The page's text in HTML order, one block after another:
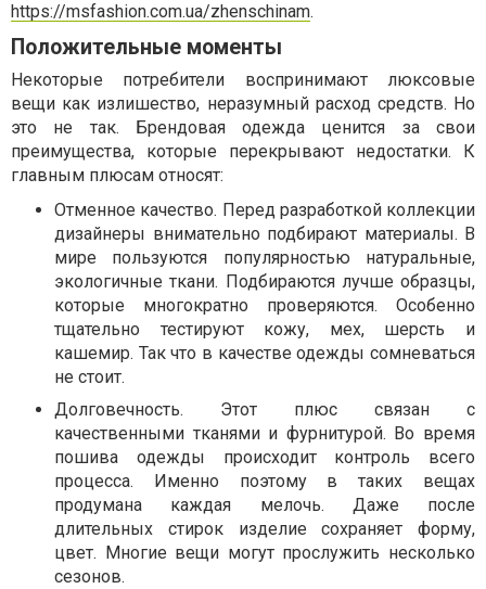
https://msfashion.com.ua/zhenschinam.
Положительные моменты
Некоторые потребители воспринимают люксовые
вещи как излишество, неразумный расход средств. Но
это не так. Брендовая одежда ценится за свои
преимущества, которые перекрывают недостатки. К
главным плюсам относят:
Отменное качество. Перед разработкой коллекции
дизайнеры внимательно подбирают материалы. В
мире пользуются популярностью натуральные,
экологичные ткани. Подбираются лучше образцы,
которые многократно проверяются. Особенно
тщательно тестируют кожу, мех, шерсть и
кашемир. Так что в качестве одежды сомневаться
не стоит.
Долговечность. Этот плюс связан с
качественными тканями и фурнитурой. Во время
пошива одежды происходит контроль всего
процесса. Именно поэтому в таких вещах
продумана каждая мелочь. Даже после
длительных стирок изделие сохраняет форму,
цвет. Многие вещи могут прослужить несколько
сезонов.